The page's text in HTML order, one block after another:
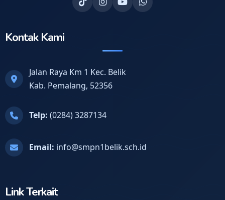
Kontak Kami
Jalan Raya Km 1 Kec. Belik
Kab. Pemalang, 52356
Telp: (0284) 3287134
Email: info@smpn1belik.sch.id
Link Terkait